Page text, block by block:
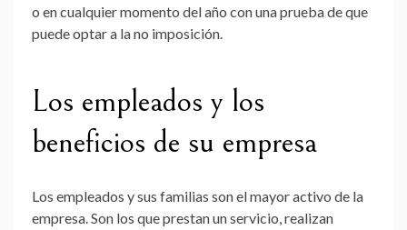
o en cualquier momento del año con una prueba de que
puede optar a la no imposición.
Los empleados y los
beneficios de su empresa
Los empleados y sus familias son el mayor activo de la
empresa. Son los que prestan un servicio, realizan